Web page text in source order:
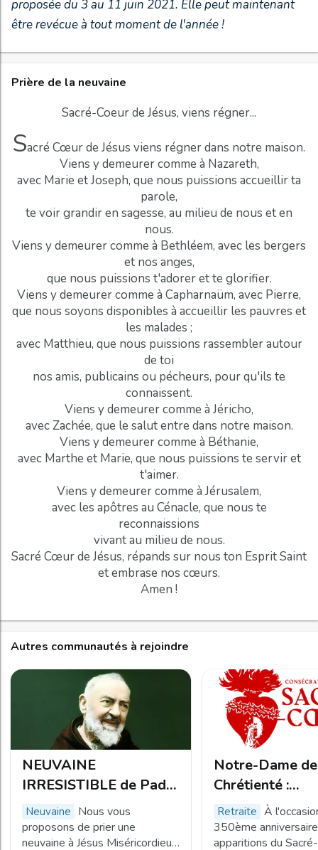
proposée du 3 au 11 juin 2021. Elle peut maintenant
être revécue à tout moment de l'année !
Prière de la neuvaine
Sacré-Coeur de Jésus, viens régner...
Sacré Cœur de Jésus viens régner dans notre maison.
Viens y demeurer comme à Nazareth,
avec Marie et Joseph, que nous puissions accueillir ta
parole,
te voir grandir en sagesse, au milieu de nous et en
nous.
Viens y demeurer comme à Bethléem, avec les bergers
et nos anges,
que nous puissions t'adorer et te glorifier.
Viens y demeurer comme à Capharnaüm, avec Pierre,
que nous soyons disponibles à accueillir les pauvres et
les malades ;
avec Matthieu, que nous puissions rassembler autour
de toi
nos amis, publicains ou pécheurs, pour qu'ils te
connaissent.
Viens y demeurer comme à Jéricho,
avec Zachée, que le salut entre dans notre maison.
Viens y demeurer comme à Béthanie,
avec Marthe et Marie, que nous puissions te servir et
t'aimer.
Viens y demeurer comme à Jérusalem,
avec les apôtres au Cénacle, que nous te
reconnaissions
vivant au milieu de nous.
Sacré Cœur de Jésus, répands sur nous ton Esprit Saint
et embrase nos cœurs.
Autres communautés à rejoindre
NEUVAINE
IRRESISTIBLE de Padre
Pio pour les causes
difficiles
neuvaine Nous vous
proposons de prier une
neuvaine à Jésus Miséricordieux
Notre-Dame de
Chrétienté :
Consécration
Cœur 2025 !
retraite À
350ème
apparitions du